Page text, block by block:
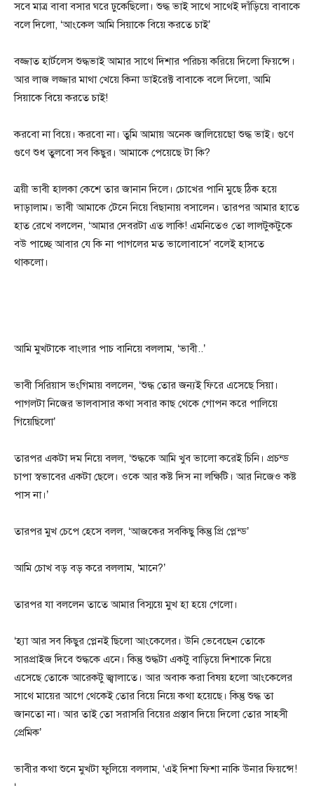
সবে মাত্র বাবা বসার ঘরে ঢুকেছিলো। শুদ্ধ ভাই সাথে সাথেই দাঁড়িয়ে বাবাকে
বলে দিলো, ‘আংকেল আমি সিয়াকে বিয়ে করতে চাই’
বজ্জাত হার্টলেস শুদ্ধভাই আমার সাথে দিশার পরিচয় করিয়ে দিলো ফিয়ন্সে।
আর লাজ লজ্জার মাথা খেয়ে কিনা ডাইরেক্ট বাবাকে বলে দিলো, আমি
সিয়াকে বিয়ে করতে চাই!
করবো না বিয়ে। করবো না। তুমি আমায় অনেক জালিয়েছো শুদ্ধ ভাই। গুণে
গুণে শুধ তুলবো সব কিছুর। আমাকে পেয়েছে টা কি?
ত্রয়ী ভাবী হালকা কেশে তার জানান দিলে। চোখের পানি মুছে ঠিক হয়ে
দাড়ালাম। ভাবী আমাকে টেনে নিয়ে বিছানায় বসালেন। তারপর আমার হাতে
হাত রেখে বললেন, ‘আমার দেবরটা এত লাকি! এমনিতেও তো লালটুকটুকে
বউ পাচ্ছে আবার যে কি না পাগলের মত ভালোবাসে’ বলেই হাসতে
থাকলো।
আমি মুখটাকে বাংলার পাচ বানিয়ে বললাম, ‘ভাবী..’
ভাবী সিরিয়াস ভংগিমায় বললেন, ‘শুদ্ধ তোর জন্যই ফিরে এসেছে সিয়া।
পাগলটা নিজের ভালবাসার কথা সবার কাছ থেকে গোপন করে পালিয়ে
গিয়েছিলো’
তারপর একটা দম নিয়ে বলল, ‘শুদ্ধকে আমি খুব ভালো করেই চিনি। প্রচন্ড
চাপা স্বভাবের একটা ছেলে। ওকে আর কষ্ট দিস না লক্ষিটি। আর নিজেও কষ্ট
পাস না।’
তারপর মুখ চেপে হেসে বলল, ‘আজকের সবকিছু কিন্তু প্রি প্লেন্ড’
আমি চোখ বড় বড় করে বললাম, ‘মানে?’
তারপর যা বললেন তাতে আমার বিস্ময়ে মুখ হা হয়ে গেলো।
‘হ্যা আর সব কিছুর প্লেনই ছিলো আংকেলের। উনি ভেবেছেন তোকে
সারপ্রাইজ দিবে শুদ্ধকে এনে। কিন্তু শুদ্ধটা একটু বাড়িয়ে দিশাকে নিয়ে
এসেছে তোকে আরেকটু জ্বালাতে। আর অবাক করা বিষয় হলো আংকেলের
সাথে মায়ের আগে থেকেই তোর বিয়ে নিয়ে কথা হয়েছে। কিন্তু শুদ্ধ তা
জানতো না। আর তাই তো সরাসরি বিয়ের প্রস্তাব দিয়ে দিলো তোর সাহসী
প্রেমিক’
ভাবীর কথা শুনে মুখটা ফুলিয়ে বললাম, ‘এই দিশা ফিশা নাকি উনার ফিয়ন্সে!
‘